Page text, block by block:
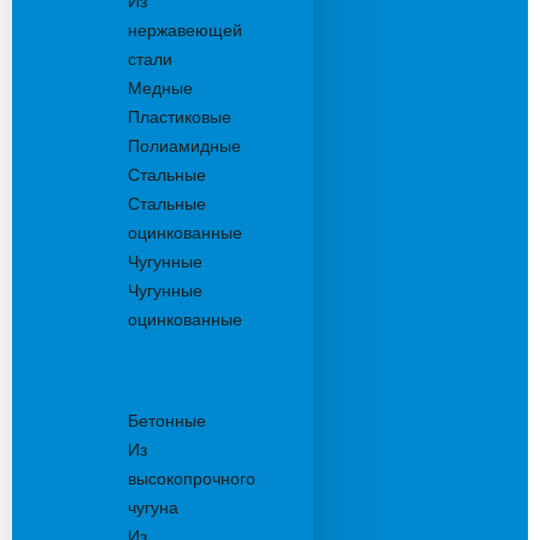
нержавеющей
стали
Медные
Пластиковые
Полиамидные
Стальные
Стальные
оцинкованные
Чугунные
Чугунные
оцинкованные
Бетонные
Из
высокопрочного
чугуна